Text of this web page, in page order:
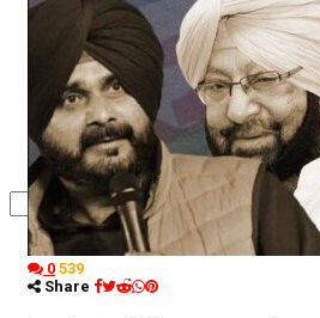
कृषि
धर्म
विज्ञान तकनीकी
0 539
Share